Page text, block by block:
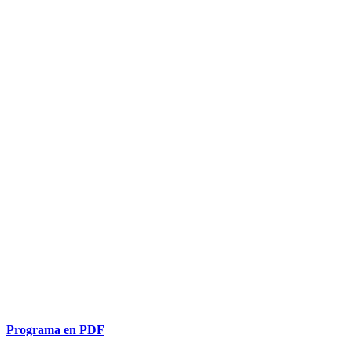
Programa en PDF